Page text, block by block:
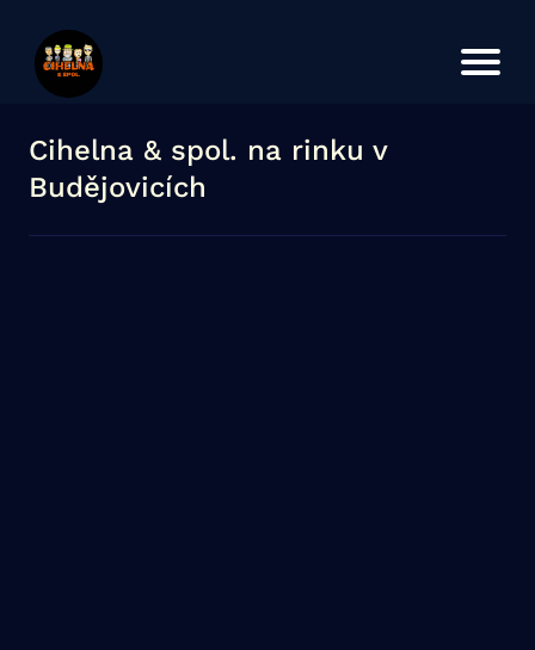
Cihelna & spol. na rinku v
Budějovicích